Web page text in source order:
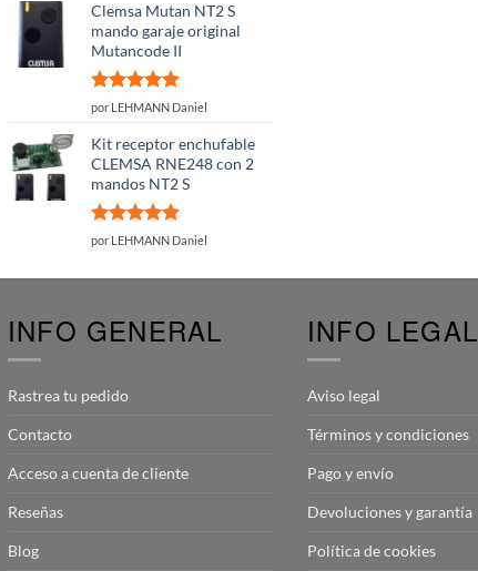
Clemsa Mutan NT2 S
mando garaje original
Mutancode II
Valorado
por LEHMANN Daniel
Kit receptor enchufable
CLEMSA RNE248 con 2
mandos NT2 S
Valorado
por LEHMANN Daniel
INFO GENERAL
Rastrea tu pedido
Contacto
Acceso a cuenta de cliente
Reseñas
Blog
INFO LEGAL
Aviso legal
Términos y condiciones
Pago y envío
Devoluciones y garantía
Política de cookies